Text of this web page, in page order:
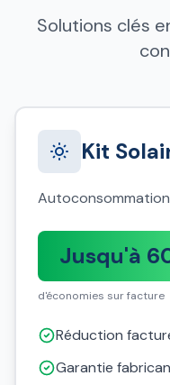
Solutions clés
Kit
Jusqu'à
d'économies sur facture
Réduction
Garantie